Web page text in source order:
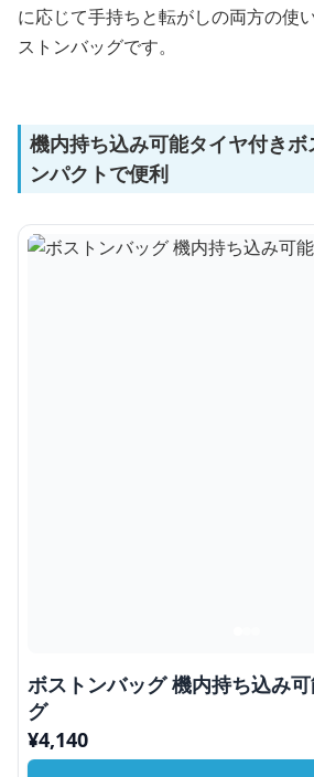
に応じて手持ちと転がしの両方の使
ストンバッグです。
機内持ち込み可能タイヤ付きボ
ンパクトで便利
ボストンバッグ 機内持ち込み
グ
¥4,140